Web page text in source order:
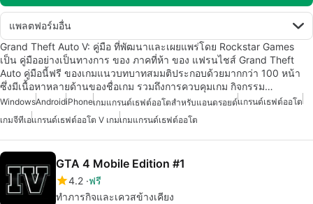
แพลตฟอร์มอื่น
Grand Theft Auto V: คู่มือ ที่พัฒนาและเผยแพร่โดย Rockstar Games
เป็น คู่มืออย่างเป็นทางการ ของ ภาคที่ห้า ของ แฟรนไชส์ Grand Theft
Auto คู่มือนี้ฟรี ของเกมแนวบทบาทสมมติประกอบด้วยมากกว่า 100 หน้า
ซึ่งมีเนื้อหาหลายด้านของชื่อเกม รวมถึงการควบคุมเกม กิจกรรม…
WindowsAndroidiPhoneเกมแกรนด์เธฟต์ออโตสำหรับแอนดรอยด์แกรนด์เธฟต์ออโต
เกมจีทีเอแกรนด์เธฟต์ออโต V เกมเกมแกรนด์เธฟต์ออโต
GTA 4 Mobile Edition #1
4.2 ฟรี
ทำภารกิจและเควสข้างเคียง